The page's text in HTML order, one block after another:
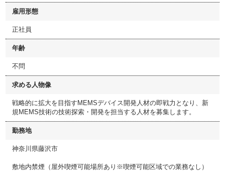
雇用形態
正社員
年齢
不問
求める人物像
戦略的に拡大を目指すMEMSデバイス開発人材の即戦力となり、新
規MEMS技術の技術探索・開発を担当する人材を募集します。
勤務地
神奈川県藤沢市
敷地内禁煙（屋外喫煙可能場所あり※喫煙可能区域での業務なし）